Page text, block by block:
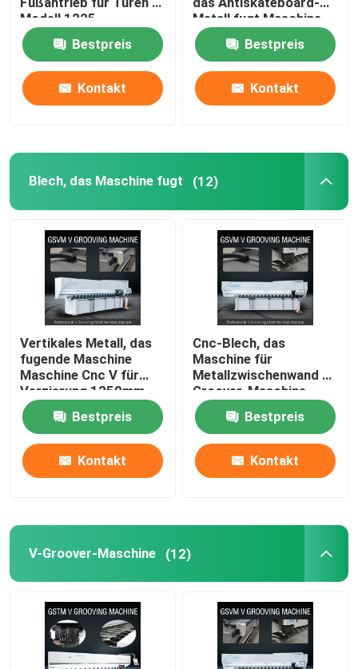
V-Nutmaschine
V-Nut-Maschine für Metall
Modell 1225
Bestpreis
Kontakt
Metall fugt Maschine
1232 fugt
Bestpreis
Kontakt
Blech, das Maschine fugt (12)
Vertikales Metall, das
fugende Maschine
Maschine Cnc V für
Verzierung 1250mm
fugt
Bestpreis
Kontakt
Cnc-Blech, das
Maschine für
Metallzwischenwand V
Groover-Maschine
1240 fugt
Bestpreis
Kontakt
V-Groover-Maschine (12)